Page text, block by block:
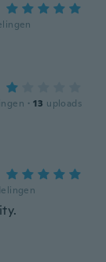
· 13 uploads